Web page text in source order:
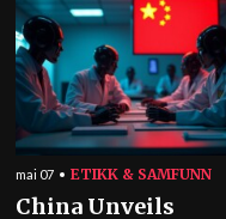
mai 07 ETIKK & SAMFUNN
China Unveils